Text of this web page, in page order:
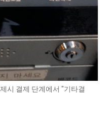
시 결제 단계에서 "기타결